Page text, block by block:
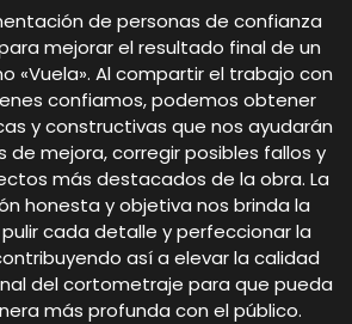
de personas de confianza
mejorar el resultado final de un
«Vuela». Al compartir el trabajo con
confiamos, podemos obtener
y constructivas que nos ayudarán
de mejora, corregir posibles fallos y
más destacados de la obra. La
honesta y objetiva nos brinda la
cada detalle y perfeccionar la
así a elevar la calidad
del cortometraje para que pueda
más profunda con el público.